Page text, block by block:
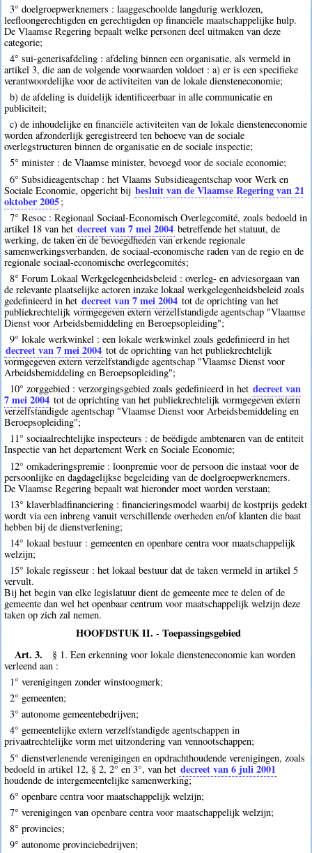
3° doelgroepwerknemers : laaggeschoolde langdurig werklozen,
leefloongerechtigden en gerechtigden op financiële maatschappelijke hulp.
De Vlaamse Regering bepaalt welke personen deel uitmaken van deze
categorie;
4° sui-generisafdeling : afdeling binnen een organisatie, als vermeld in
artikel 3, die aan de volgende voorwaarden voldoet : a) er is een specifieke
verantwoordelijke voor de activiteiten van de lokale diensteneconomie;
b) de afdeling is duidelijk identificeerbaar in alle communicatie en
publiciteit;
c) de inhoudelijke en financiële activiteiten van de lokale diensteneconomie
worden afzonderlijk geregistreerd ten behoeve van de sociale
overlegstructuren binnen de organisatie en de sociale inspectie;
5° minister : de Vlaamse minister, bevoegd voor de sociale economie;
6° Subsidieagentschap : het Vlaams Subsidieagentschap voor Werk en
Sociale Economie, opgericht bij besluit van de Vlaamse Regering van 21
oktober 2005;
7° Resoc : Regionaal Sociaal-Economisch Overlegcomité, zoals bedoeld in
artikel 18 van het decreet van 7 mei 2004 betreffende het statuut, de
werking, de taken en de bevoegdheden van erkende regionale
samenwerkingsverbanden, de sociaal-economische raden van de regio en de
regionale sociaal-economische overlegcomités;
8° Forum Lokaal Werkgelegenheidsbeleid : overleg- en adviesorgaan van
de relevante plaatselijke actoren inzake lokaal werkgelegenheidsbeleid zoals
gedefinieerd in het decreet van 7 mei 2004 tot de oprichting van het
publiekrechtelijk vormgegeven extern verzelfstandigde agentschap "Vlaamse
Dienst voor Arbeidsbemiddeling en Beroepsopleiding";
9° lokale werkwinkel : een lokale werkwinkel zoals gedefinieerd in het
decreet van 7 mei 2004 tot de oprichting van het publiekrechtelijk
vormgegeven extern verzelfstandigde agentschap "Vlaamse Dienst voor
Arbeidsbemiddeling en Beroepsopleiding";
10° zorggebied : verzorgingsgebied zoals gedefinieerd in het decreet van
7 mei 2004 tot de oprichting van het publiekrechtelijk vormgegeven extern
verzelfstandigde agentschap "Vlaamse Dienst voor Arbeidsbemiddeling en
Beroepsopleiding";
11° sociaalrechtelijke inspecteurs : de beëdigde ambtenaren van de entiteit
Inspectie van het departement Werk en Sociale Economie;
12° omkaderingspremie : loonpremie voor de persoon die instaat voor de
persoonlijke en dagdagelijkse begeleiding van de doelgroepwerknemers.
De Vlaamse Regering bepaalt wat hieronder moet worden verstaan;
13° klaverbladfinanciering : financieringsmodel waarbij de kostprijs gedekt
wordt via een inbreng vanuit verschillende overheden en/of klanten die baat
hebben bij de dienstverlening;
14° lokaal bestuur : gemeenten en openbare centra voor maatschappelijk
welzijn;
15° lokale regisseur : het lokaal bestuur dat de taken vermeld in artikel 5
vervult.
Bij het begin van elke legislatuur dient de gemeente mee te delen of de
gemeente dan wel het openbaar centrum voor maatschappelijk welzijn deze
taken op zich zal nemen.
HOOFDSTUK II. - Toepassingsgebied
Art. 3.
§ 1. Een erkenning voor lokale diensteneconomie kan worden
verleend aan :
1° verenigingen zonder winstoogmerk;
2° gemeenten;
3° autonome gemeentebedrijven;
4° gemeentelijke extern verzelfstandigde agentschappen in
privaatrechtelijke vorm met uitzondering van vennootschappen;
5° dienstverlenende verenigingen en opdrachthoudende verenigingen, zoals
bedoeld in artikel 12, § 2, 2° en 3°, van het decreet van 6 juli 2001
houdende de intergemeentelijke samenwerking;
6° openbare centra voor maatschappelijk welzijn;
7° verenigingen van openbare centra voor maatschappelijk welzijn;
8° provincies;
9° autonome provinciebedrijven;